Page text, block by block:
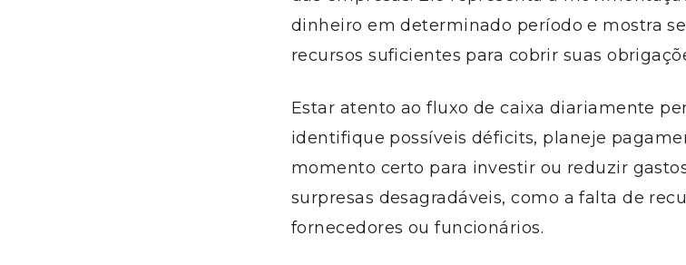
dinheiro em determinado período e mostra
recursos suficientes para cobrir suas
Estar atento ao fluxo de caixa diariamente
identifique possíveis déficits, planeje
momento certo para investir ou reduzir
surpresas desagradáveis, como a falta de
fornecedores ou funcionários.